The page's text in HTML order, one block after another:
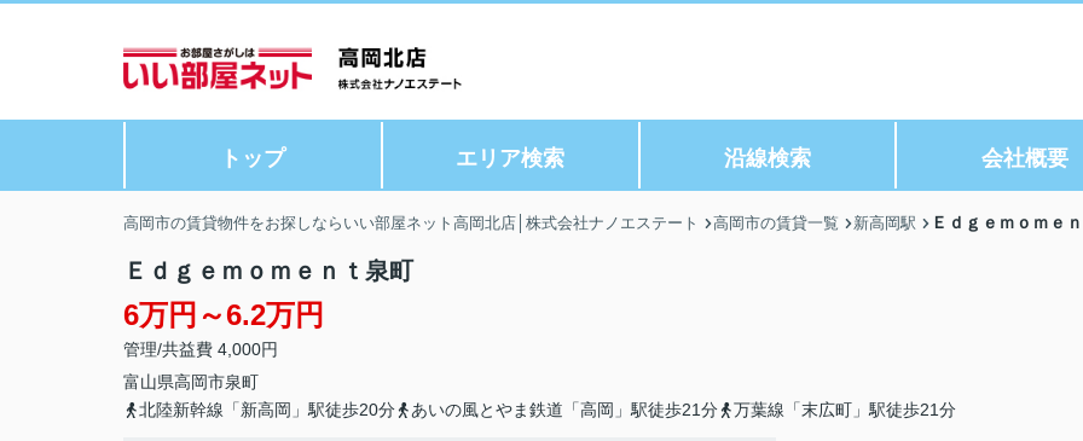
トップ エリア検索 沿線検索 会社概要
高岡市の賃貸物件をお探しならいい部屋ネット高岡北店│株式会社ナノエステート 高岡市の賃貸一覧 新高岡駅 Ｅｄｇｅｍｏｍｅ
Ｅｄｇｅｍｏｍｅｎｔ泉町
6万円～6.2万円
管理/共益費 4,000円
富山県高岡市泉町
北陸新幹線「新高岡」駅徒歩20分
あいの風とやま鉄道「高岡」駅徒歩21分 万葉線「末広町」駅徒歩21分